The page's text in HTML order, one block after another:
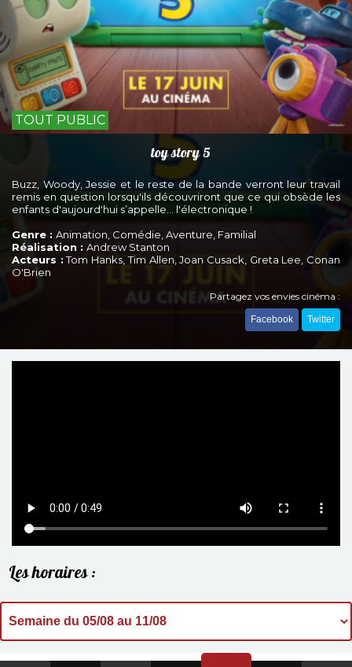
TOUT PUBLIC
toy story 5
Buzz, Woody, Jessie et le reste de la bande verront leur travail
remis en question lorsqu'ils découvriront que ce qui obsède les
enfants d'aujourd'hui s’appelle... l'électronique !
Genre : Animation, Comédie, Aventure, Familial
Réalisation : Andrew Stanton
Acteurs :Tom Hanks, Tim Allen, Joan Cusack, Greta Lee, Conan
O'Brien
Partagez vos envies cinéma :
Facebook Twitter
Les horaires :